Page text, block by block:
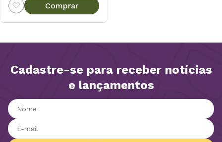
Comprar
Cadastre-se para receber notícias
e lançamentos